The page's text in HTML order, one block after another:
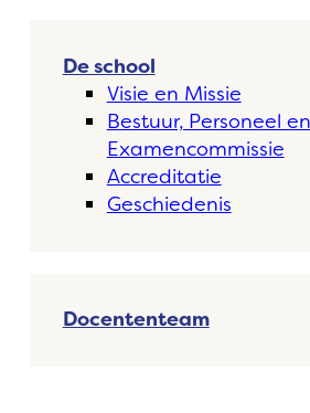
De school
Visie en Missie
Bestuur, Personeel en
Examencommissie
Accreditatie
Geschiedenis
Docententeam